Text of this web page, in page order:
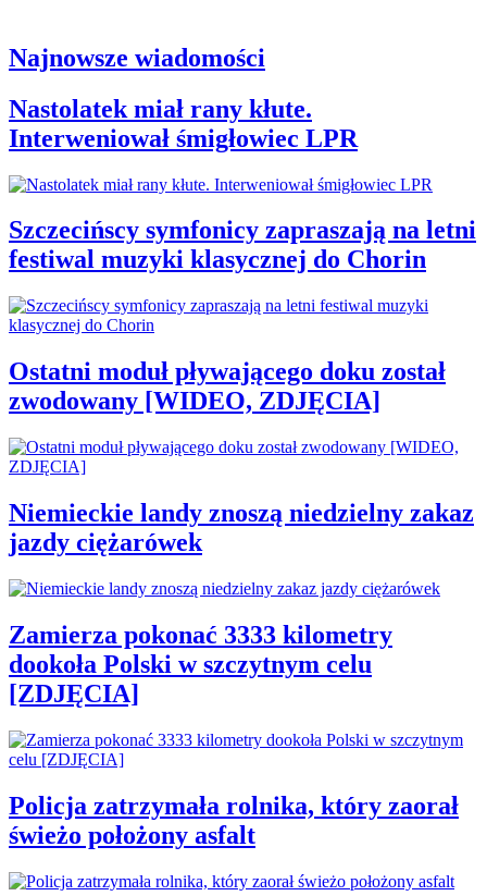
Najnowsze wiadomości
Nastolatek miał rany kłute.
Interweniował śmigłowiec LPR
Szczecińscy symfonicy zapraszają na letni
festiwal muzyki klasycznej do Chorin
Ostatni moduł pływającego doku został
zwodowany [WIDEO, ZDJĘCIA]
Niemieckie landy znoszą niedzielny zakaz
jazdy ciężarówek
Zamierza pokonać 3333 kilometry
dookoła Polski w szczytnym celu
[ZDJĘCIA]
Policja zatrzymała rolnika, który zaorał
świeżo położony asfalt